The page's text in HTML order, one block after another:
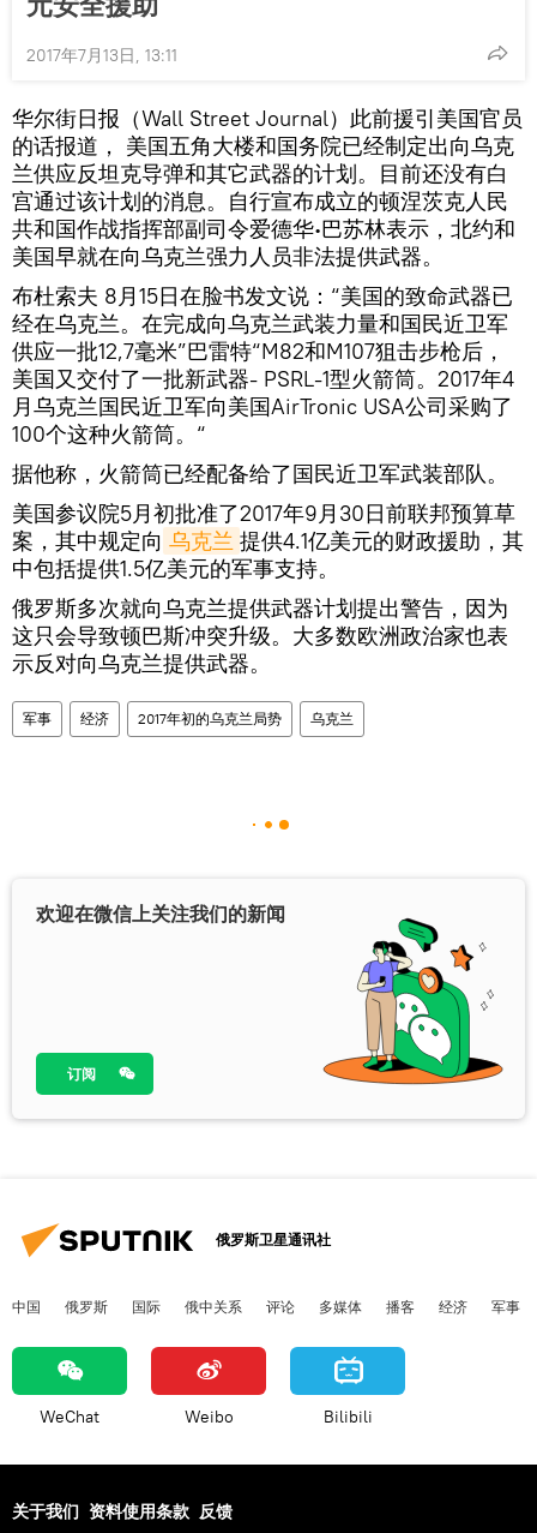
2017年7月13日, 13:11
华尔街日报（Wall Street Journal）此前援引美国官员
的话报道， 美国五角大楼和国务院已经制定出向乌克
兰供应反坦克导弹和其它武器的计划。目前还没有白
宫通过该计划的消息。自行宣布成立的顿涅茨克人民
共和国作战指挥部副司令爱德华∙巴苏林表示，北约和
美国早就在向乌克兰强力人员非法提供武器。
布杜索夫 8月15日在脸书发文说：“美国的致命武器已
经在乌克兰。在完成向乌克兰武装力量和国民近卫军
供应一批12,7毫米”巴雷特“M82和M107狙击步枪后，
美国又交付了一批新武器- PSRL-1型火箭筒。2017年4
月乌克兰国民近卫军向美国AirTronic USA公司采购了
100个这种火箭筒。“
据他称，火箭筒已经配备给了国民近卫军武装部队。
美国参议院5月初批准了2017年9月30日前联邦预算草
案，其中规定向 乌克兰 提供4.1亿美元的财政援助，其
中包括提供1.5亿美元的军事支持。
俄罗斯多次就向乌克兰提供武器计划提出警告，因为
这只会导致顿巴斯冲突升级。大多数欧洲政治家也表
示反对向乌克兰提供武器。
军事 经济 2017年初的乌克兰局势 乌克兰
欢迎在微信上关注我们的新闻
订阅
俄罗斯卫星通讯社
中国 俄罗斯 国际 俄中关系 评论 多媒体 播客 经济 军事
WeChat Weibo Bilibili
关于我们 资料使用条款 反馈